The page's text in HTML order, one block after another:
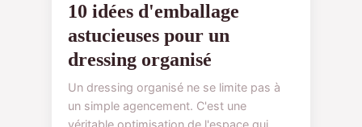
10 idées d'emballage
astucieuses pour un
dressing organisé
Un dressing organisé ne se limite pas à
un simple agencement. C'est une
véritable optimisation de l'espace qui